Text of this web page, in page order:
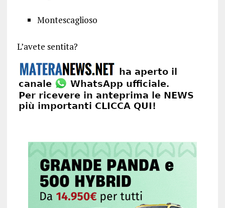
Montescaglioso
L’avete sentita?